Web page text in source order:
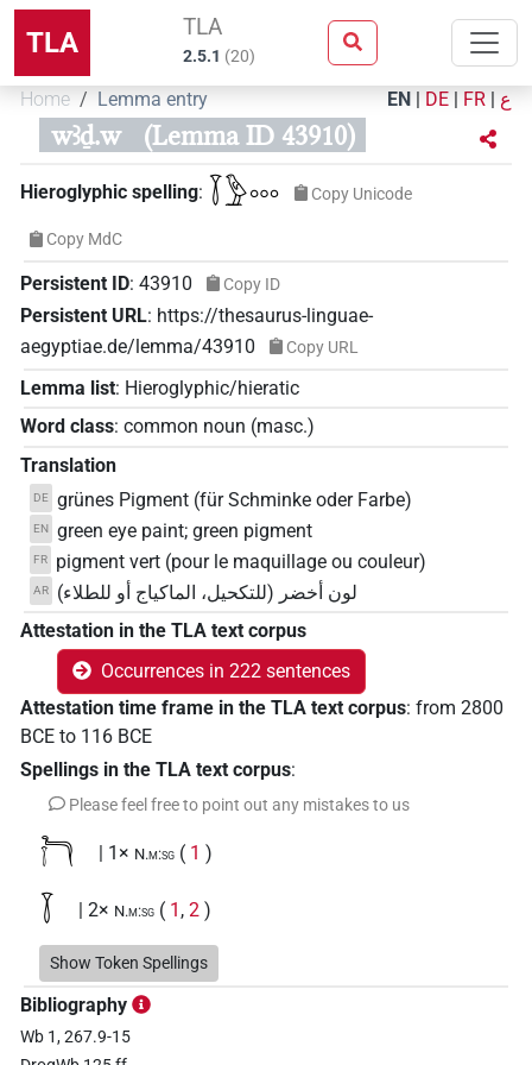
TLA TLA
2.5.1 (20)
Home Lemma entry EN | DE | FR | ع
wꜣḏ.w (Lemma ID 43910)
Hieroglyphic spelling: 𓇅𓅱𓈓 Copy Unicode
Copy MdC
Persistent ID: 43910 Copy ID
Persistent URL: https://thesaurus-linguae-
aegyptiae.de/lemma/43910
Copy URL
Lemma list: Hieroglyphic/hieratic
Word class: common noun (masc.)
Translation
DE grünes Pigment (für Schminke oder Farbe)
EN green eye paint; green pigment
FR pigment vert (pour le maquillage ou couleur)
AR
لون أخضر (للتكحيل، الماكياج أو للطلاء)
Attestation in the TLA text corpus
Occurrences in 222 sentences
Attestation time frame in the TLA text corpus: from 2800
BCE to 116 BCE
Spellings in the TLA text corpus:
Please feel free to point out any mistakes to us
𓆓𓇅 | 1× N.m:sg ( 1 )
𓇅 | 2× N.m:sg ( 1 , 2 )
𓇅𓁹 | 1× N.m:sg (1
𓇅𓁹𓇨
Show Token Spellings
Bibliography
Wb 1, 267.9-15